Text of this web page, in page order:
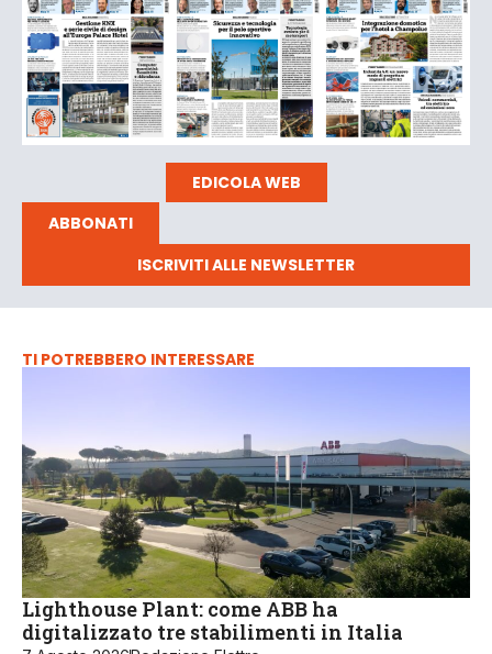
EDICOLA WEB
ABBONATI
ISCRIVITI ALLE NEWSLETTER
TI POTREBBERO INTERESSARE
Lighthouse Plant: come ABB ha
digitalizzato tre stabilimenti in Italia